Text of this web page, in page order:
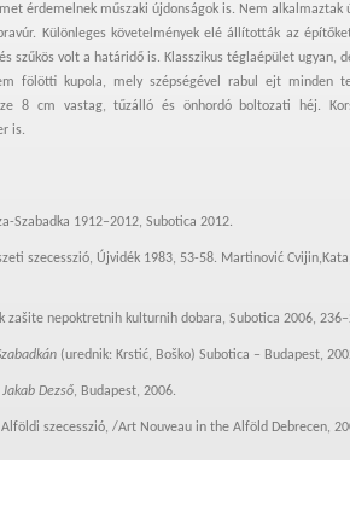
érdemelnek műszaki újdonságok is. Nem alkalmaztak
Különleges követelmények elé állították az
szűkös volt a határidő is. Klasszikus téglaépület ugyan,
fölötti kupola, mely szépségével rabul ejt minden
8 cm vastag, tűzálló és önhordó boltozati héj.
is.
Szabadka 1912–2012, Subotica 2012.
szecesszió, Újvidék 1983, 53-58. Martinović
zašite nepoktretnih kulturnih dobara, Subotica 2006,
(urednik: Krstić, Boško) Subotica – Budapest,
Dezső, Budapest, 2006.
szecesszió, /Art Nouveau in the Alföld Debrecen,